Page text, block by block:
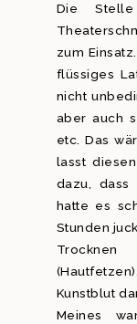
Die
zum
flüssiges
nicht
aber auch
etc. Das
lasst
dazu, dass
hatte es
Stunden
Kunstblut
Meines